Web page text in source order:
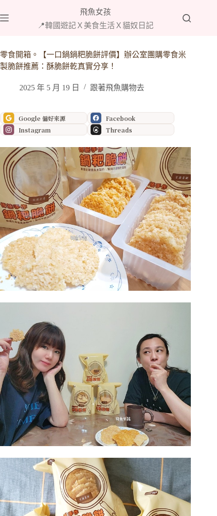
至
內
容
飛魚女孩
📍韓國遊記Ｘ美食生活Ｘ貓奴日記
零食開箱。【一口鍋鍋粑脆餅評價】辦公室團購零食米
製脆餅推薦：酥脆餅乾真實分享！
2025 年 5 月 19 日 跟著飛魚購物去
Google 偏好來源
Facebook
Instagram
Threads